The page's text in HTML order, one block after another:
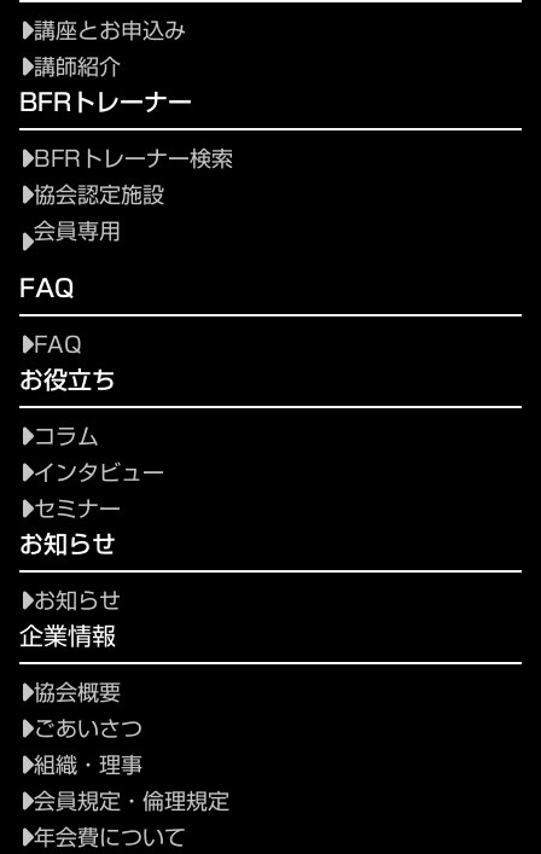
講座とお申込み
講師紹介
BFRトレーナー
BFRトレーナー検索
協会認定施設
会員専用
FAQ
FAQ
お役立ち
コラム
インタビュー
セミナー
お知らせ
お知らせ
企業情報
協会概要
ごあいさつ
組織・理事
会員規定・倫理規定
年会費について